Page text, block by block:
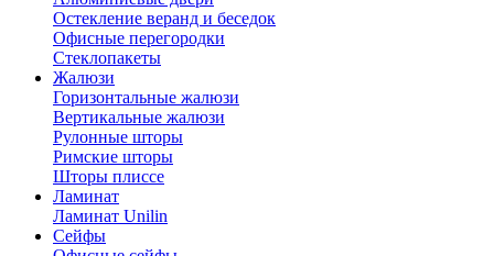
Остекление веранд и беседок
Офисные перегородки
Стеклопакеты
Жалюзи
Горизонтальные жалюзи
Вертикальные жалюзи
Рулонные шторы
Римские шторы
Шторы плиссе
Ламинат
Ламинат Unilin
Сейфы